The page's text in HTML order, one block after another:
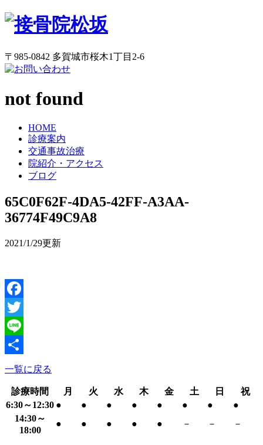
〒985-0842 多賀城市桜木1丁目2-6
not found
HOME
診療案内
交通事故治療
院紹介・アクセス
ブログ
65C0F62F-4DA5-42FF-A3AA-
36774F49C9A8
2021/1/29更新
Facebook
Twitter
Line
一覧に戻る
診療時間 月 火 水 木 金 土 日
祝
6:30～12:30 ● ● ● ● ● ● ●
●
14:30～
18:00
● ● ● ● ● － － －